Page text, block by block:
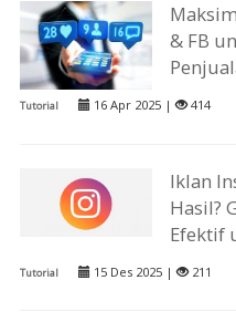
& FB
Tutorial 16 Apr 2025 | 414
Iklan
Hasil?
Efektif
Tutorial 15 Des 2025 | 211